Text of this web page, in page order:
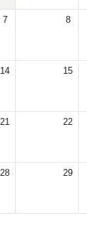
7 8
14 15
21 22
28 29